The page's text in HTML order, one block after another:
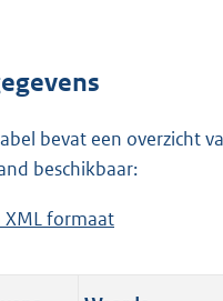
bevat een overzicht
beschikbaar:
formaat
s